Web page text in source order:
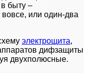
быту –
или один-два
электрощита,
дифзащиты
двухполюсные.